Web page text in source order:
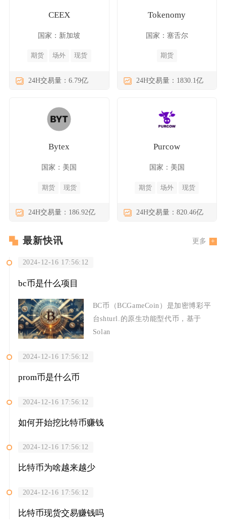
CEEX
国家：新加坡
期货 场外 现货
24H交易量：6.79亿
Tokenomy
国家：塞舌尔
期货
24H交易量：1830.1亿
Bytex
国家：美国
期货 现货
24H交易量：186.92亿
Purcow
国家：美国
期货 场外 现货
24H交易量：820.46亿
最新快讯 更多
2024-12-16 17:56:12
bc币是什么项目
BC币（BCGameCoin）是加密博彩平
台shturl.的原生功能型代币，基于
Solan
2024-12-16 17:56:12
prom币是什么币
2024-12-16 17:56:12
如何开始挖比特币赚钱
2024-12-16 17:56:12
比特币为啥越来越少
2024-12-16 17:56:12
比特币现货交易赚钱吗